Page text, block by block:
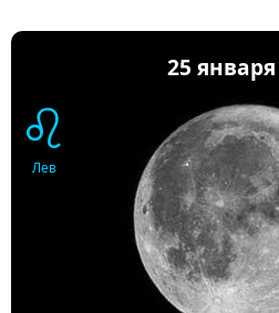
25
♌
Лев